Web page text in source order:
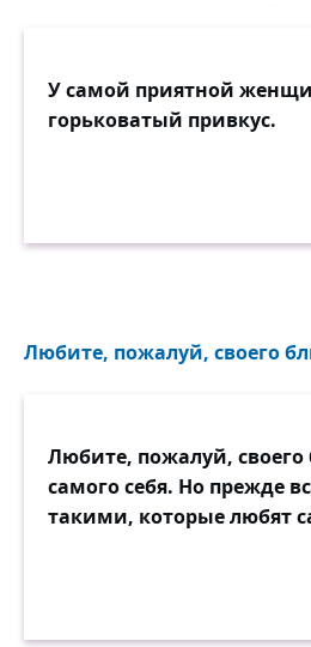
У самой приятной
горьковатый привкус.
Любите, пожалуй, своего
Любите, пожалуй,
самого себя. Но прежде
такими, которые любят